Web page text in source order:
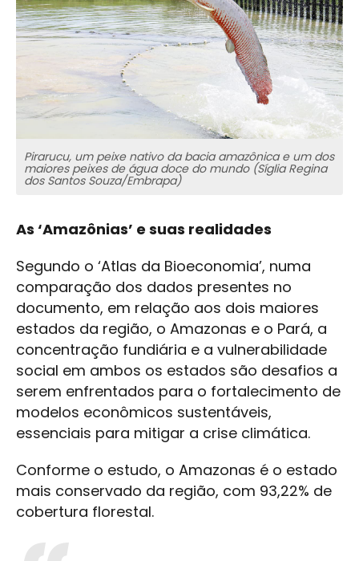
Pirarucu, um peixe nativo da bacia amazônica e um dos
maiores peixes de água doce do mundo (Síglia Regina
dos Santos Souza/Embrapa)
As ‘Amazônias’ e suas realidades
Segundo o ‘Atlas da Bioeconomia’, numa
comparação dos dados presentes no
documento, em relação aos dois maiores
estados da região, o Amazonas e o Pará, a
concentração fundiária e a vulnerabilidade
social em ambos os estados são desafios a
serem enfrentados para o fortalecimento de
modelos econômicos sustentáveis,
essenciais para mitigar a crise climática.
Conforme o estudo, o Amazonas é o estado
mais conservado da região, com 93,22% de
cobertura florestal.